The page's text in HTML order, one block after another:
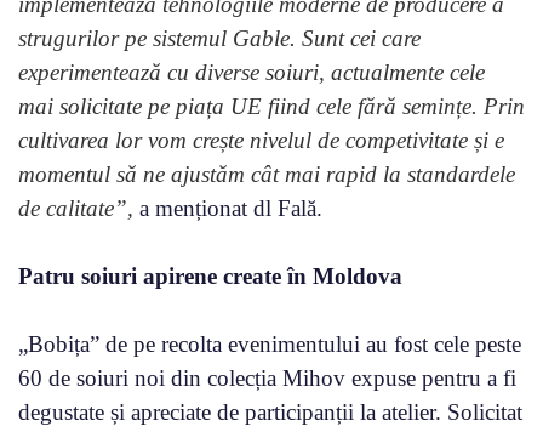
strugurilor pe sistemul Gable. Sunt cei care
experimentează cu diverse soiuri, actualmente cele
mai solicitate pe piața UE fiind cele fără semințe. Prin
cultivarea lor vom crește nivelul de competivitate și e
momentul să ne ajustăm cât mai rapid la standardele
de calitate”, a menționat dl Fală.
Patru soiuri apirene create în Moldova
„Bobița” de pe recolta evenimentului au fost cele peste
60 de soiuri noi din colecția Mihov expuse pentru a fi
degustate și apreciate de participanții la atelier. Solicitat